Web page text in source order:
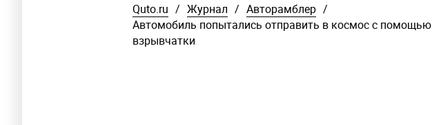
Quto.ru / Журнал / Авторамблер /
Автомобиль попытались отправить в космос с помощью
взрывчатки